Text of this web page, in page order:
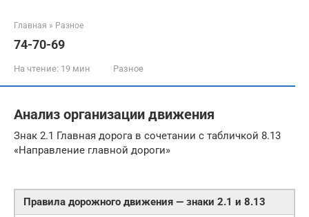
Главная » Разное
74-70-69
На чтение: 19 мин Разное
Анализ организации движения
Знак 2.1 Главная дорога в сочетании с табличкой 8.13
«Направление главной дороги»
Правила дорожного движения — знаки 2.1 и 8.13